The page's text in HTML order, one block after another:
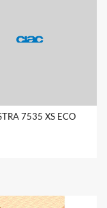
7535 XS ECO